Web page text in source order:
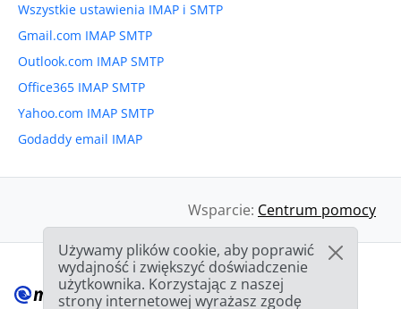
Wszystkie ustawienia IMAP i SMTP
Gmail.com IMAP SMTP
Outlook.com IMAP SMTP
Office365 IMAP SMTP
Yahoo.com IMAP SMTP
Godaddy email IMAP
Wsparcie: Centrum pomocy
Używamy plików cookie, aby poprawić
wydajność i zwiększyć doświadczenie
użytkownika. Korzystając z naszej
strony internetowej wyrażasz zgodę